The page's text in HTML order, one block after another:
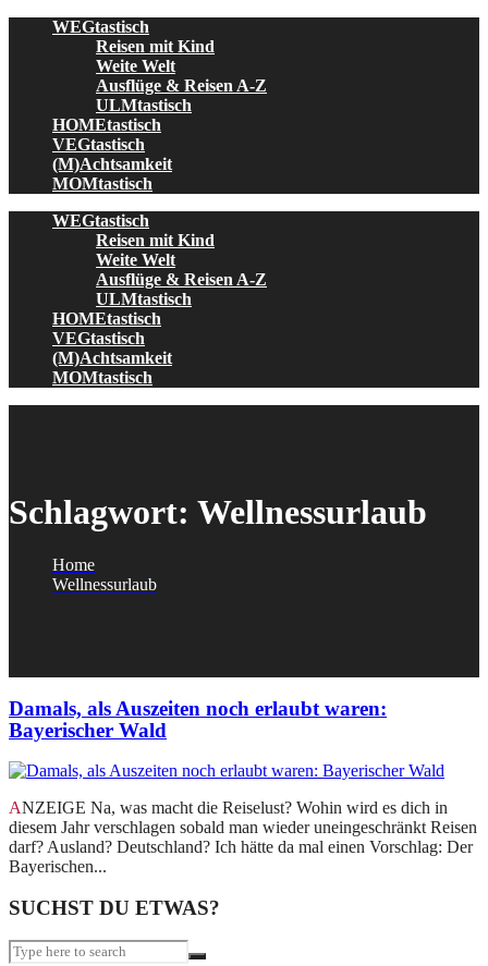
WEGtastisch
Reisen mit Kind
Weite Welt
Ausflüge & Reisen A-Z
ULMtastisch
HOMEtastisch
VEGtastisch
(M)Achtsamkeit
MOMtastisch
WEGtastisch
Reisen mit Kind
Weite Welt
Ausflüge & Reisen A-Z
ULMtastisch
HOMEtastisch
VEGtastisch
(M)Achtsamkeit
MOMtastisch
Schlagwort: Wellnessurlaub
Home
Wellnessurlaub
Damals, als Auszeiten noch erlaubt waren:
Bayerischer Wald
ANZEIGE Na, was macht die Reiselust? Wohin wird es dich in
diesem Jahr verschlagen sobald man wieder uneingeschränkt Reisen
darf? Ausland? Deutschland? Ich hätte da mal einen Vorschlag: Der
Bayerischen...
SUCHST DU ETWAS?